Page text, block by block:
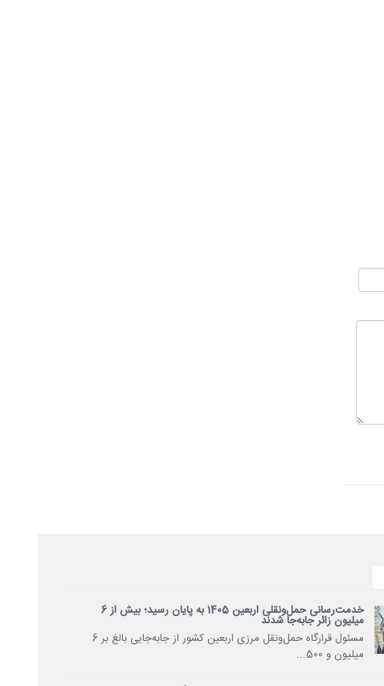
خدمت‌رسانی حمل‌ونقلی اربعین 1405 به پایان رسید؛ بیش از 6
میلیون زائر جابه‌جا شدند
مسئول قرارگاه حمل‌ونقل مرزی اربعین کشور از جابه‌جایی بالغ بر 6
میلیون و 500...